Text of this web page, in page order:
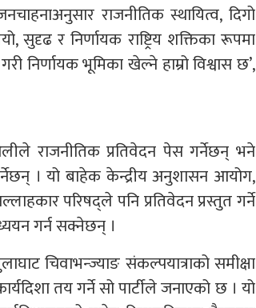
राजनीतिक स्थायित्व, दिगो
सुदृढ र निर्णायक राष्ट्रिय शक्तिका रूपमा
निर्णायक भूमिका खेल्ने हाम्रो विश्वास छ’,
राजनीतिक प्रतिवेदन पेस गर्नेछन् भने
। यो बाहेक केन्द्रीय अनुशासन आयोग,
परिषद्ले पनि प्रतिवेदन प्रस्तुत गर्ने
गर्न सक्नेछन् ।
चिवाभन्ज्याङ संकल्पयात्राको समीक्षा
तय गर्ने सो पार्टीले जनाएको छ । यो